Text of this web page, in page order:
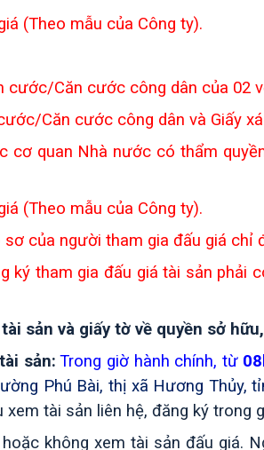
(Theo mẫu của Công ty).
cước/Căn cước công dân của 02
Căn cước công dân và Giấy
cơ quan Nhà nước có thẩm
(Theo mẫu của Công ty).
của người tham gia đấu giá
ký tham gia đấu giá tài sản
sản và giấy tờ về quyền sở
sản: Trong giờ hành chính, từ
Phú Bài, thị xã Hương Thủy,
xem tài sản liên hệ, đăng ký trong
không xem tài sản đấu giá.